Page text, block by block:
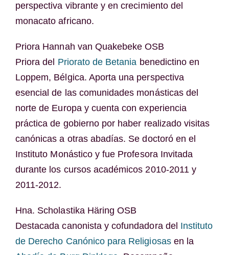
perspectiva vibrante y en crecimiento del
monacato africano.
Priora Hannah van Quakebeke OSB
Priora del Priorato de Betania benedictino en
Loppem, Bélgica. Aporta una perspectiva
esencial de las comunidades monásticas del
norte de Europa y cuenta con experiencia
práctica de gobierno por haber realizado visitas
canónicas a otras abadías. Se doctoró en el
Instituto Monástico y fue Profesora Invitada
durante los cursos académicos 2010-2011 y
2011-2012.
Hna. Scholastika Häring OSB
Destacada canonista y cofundadora del Instituto
de Derecho Canónico para Religiosasen la